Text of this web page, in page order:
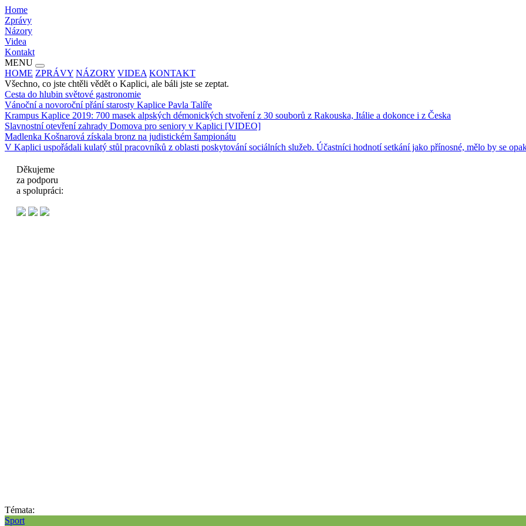
Home
Zprávy
Názory
Videa
Kontakt
MENU
HOME ZPRÁVY NÁZORY VIDEA KONTAKT
Všechno, co jste chtěli vědět o Kaplici, ale báli jste se zeptat.
Cesta do hlubin světové gastronomie
Vánoční a novoroční přání starosty Kaplice Pavla Talíře
Krampus Kaplice 2019: 700 masek alpských démonických stvoření z 30 souborů z Rakouska, Itálie a dokonce i z Česka
Slavnostní otevření zahrady Domova pro seniory v Kaplici [VIDEO]
Madlenka Košnarová získala bronz na judistickém šampionátu
V Kaplici uspořádali kulatý stůl pracovníků z oblasti poskytování sociálních služeb. Účastníci hodnotí setkání jako přínosné, mělo by se
Děkujeme
za podporu
a spolupráci:
Témata:
Sport